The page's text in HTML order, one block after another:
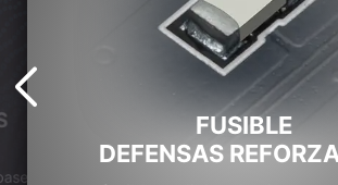
FUSIBLE
DEFENSAS